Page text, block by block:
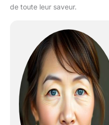
de toute leur saveur.